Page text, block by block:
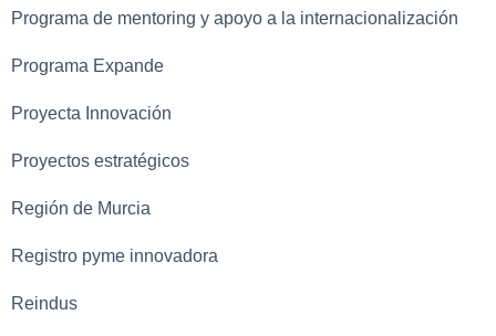
Programa de mentoring y apoyo a la internacionalización
Programa Expande
Proyecta Innovación
Proyectos estratégicos
Región de Murcia
Registro pyme innovadora
Reindus